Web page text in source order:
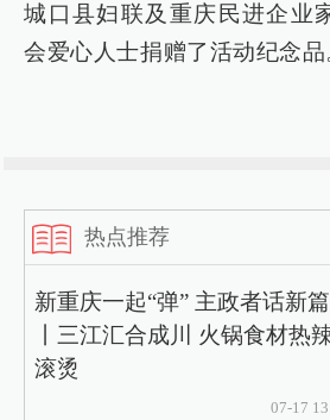
城口县妇联及重庆民进企业
会爱心人士捐赠了活动纪念品
热点推荐
新重庆一起“弹” 主政者话新篇
丨三江汇合成川 火锅食材热
滚烫
07-17